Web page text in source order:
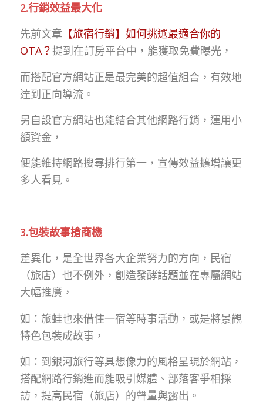
2.行銷效益最大化
先前文章 【旅宿行銷】如何挑選最適合你的
OTA？提到在訂房平台中，能獲取免費曝光，
而搭配官方網站正是最完美的超值組合，有效地
達到正向導流。
另自設官方網站也能結合其他網路行銷，運用小
額資金，
便能維持網路搜尋排行第一，宣傳效益擴增讓更
多人看見。
3.包裝故事搶商機
差異化，是全世界各大企業努力的方向，民宿
（旅店）也不例外，創造發酵話題並在專屬網站
大幅推廣，
如：旅蛙也來借住一宿等時事活動，或是將景觀
特色包裝成故事，
如：到銀河旅行等具想像力的風格呈現於網站，
搭配網路行銷進而能吸引媒體、部落客爭相採
訪，提高民宿（旅店）的聲量與露出。